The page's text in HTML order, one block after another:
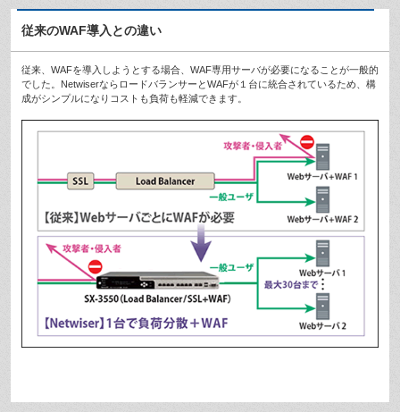
従来のWAF導入との違い
従来、WAFを導入しようとする場合、WAF専用サーバが必要になることが一般的
でした。NetwiserならロードバランサーとWAFが１台に統合されているため、構
成がシンプルになりコストも負荷も軽減できます。